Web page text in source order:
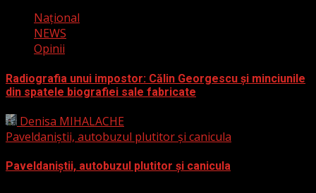
Naţional
NEWS
Opinii
Radiografia unui impostor: Călin Georgescu și minciunile
din spatele biografiei sale fabricate
Denisa MIHALACHE
Paveldaniștii, autobuzul plutitor și canicula
Paveldaniștii, autobuzul plutitor și canicula